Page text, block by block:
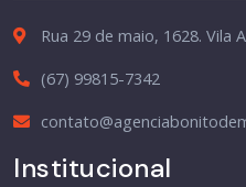
Rua 29 de maio, 1628. Vila
(67) 99815-7342
Institucional